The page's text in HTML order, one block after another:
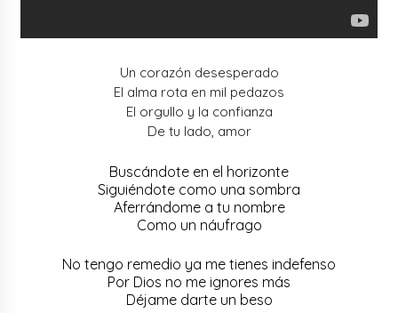
Un corazón desesperado
El alma rota en mil pedazos
El orgullo y la confianza
De tu lado, amor
Buscándote en el horizonte
Siguiéndote como una sombra
Aferrándome a tu nombre
Como un náufrago
No tengo remedio ya me tienes indefenso
Por Dios no me ignores más
Déjame darte un beso